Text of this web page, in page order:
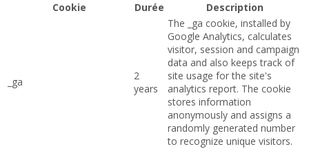
Cookie
Durée Description
_ga
2
years
The _ga cookie, installed by
Google Analytics, calculates
visitor, session and campaign
data and also keeps track of
site usage for the site's
analytics report. The cookie
stores information
anonymously and assigns a
randomly generated number
to recognize unique visitors.